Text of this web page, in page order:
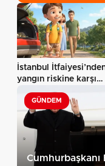
İstanbul
yangın riskine karşı
videolu…
GÜNDEM